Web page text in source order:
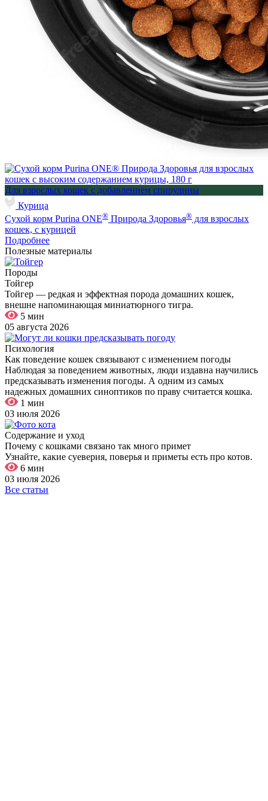
Для взрослых кошек с добавлением спирулины
Курица
Сухой корм Purina ONE® Природа Здоровья® для взрослых
кошек, с курицей
Подробнее
Полезные материалы
Породы
Тойгер
Тойгер — редкая и эффектная порода домашних кошек,
внешне напоминающая миниатюрного тигра.
5 мин
05 августа 2026
Психология
Как поведение кошек связывают с изменением погоды
Наблюдая за поведением животных, люди издавна научились
предсказывать изменения погоды. А одним из самых
надежных домашних синоптиков по праву считается кошка.
1 мин
03 июля 2026
Содержание и уход
Почему с кошками связано так много примет
Узнайте, какие суеверия, поверья и приметы есть про котов.
6 мин
03 июля 2026
Все статьи